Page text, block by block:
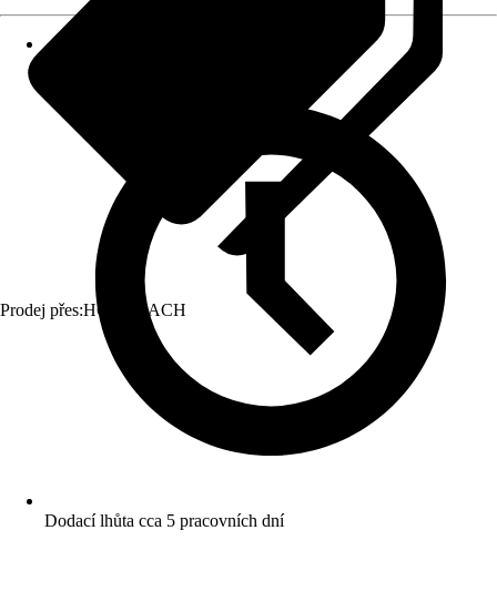
Prodej přes:HORNBACH
Dodací lhůta cca 5 pracovních dní